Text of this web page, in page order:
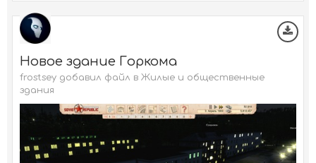
Новое здание Горкома
frostsey добавил файл в Жилые и общественные
здания